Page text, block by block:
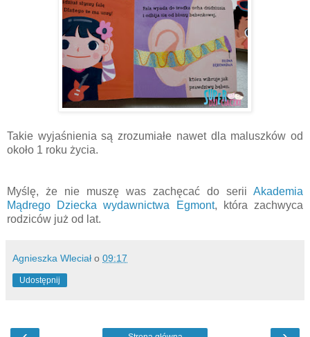
Takie wyjaśnienia są zrozumiałe nawet dla maluszków od
około 1 roku życia.
Myślę, że nie muszę was zachęcać do serii Akademia
Mądrego Dziecka wydawnictwa Egmont, która zachwyca
rodziców już od lat.
Agnieszka Wleciał o 09:17
Udostępnij